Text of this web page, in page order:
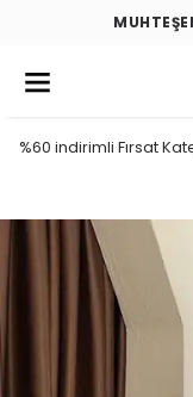
%60 indirimli Fırsat